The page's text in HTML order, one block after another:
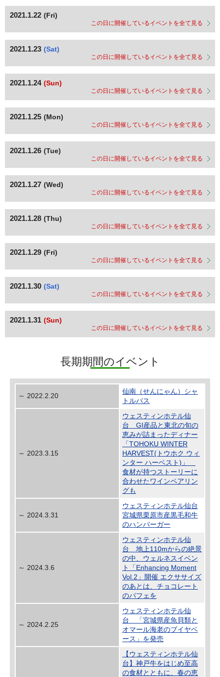
2021.1.22 (Fri)
この日に開催しているイベントを全て見る
2021.1.23 (Sat)
この日に開催しているイベントを全て見る
2021.1.24 (Sun)
この日に開催しているイベントを全て見る
2021.1.25 (Mon)
この日に開催しているイベントを全て見る
2021.1.26 (Tue)
この日に開催しているイベントを全て見る
2021.1.27 (Wed)
この日に開催しているイベントを全て見る
2021.1.28 (Thu)
この日に開催しているイベントを全て見る
2021.1.29 (Fri)
この日に開催しているイベントを全て見る
2021.1.30 (Sat)
この日に開催しているイベントを全て見る
2021.1.31 (Sun)
この日に開催しているイベントを全て見る
長期期間のイベント
～ 2022.2.20
仙南（せんにゃん）シャ
トルバス
～ 2023.3.15
ウェスティンホテル仙
台 GI産品と東北の旬の
恵みが詰まったディナー
「TOHOKU WINTER
HARVEST(トウホク ウィ
ンター ハーベスト)」
食材が持つストーリーに
合わせたワインペアリン
グも
～ 2024.3.31
ウェスティンホテル仙台
宮城県栗原市産黒毛和牛
のハンバーガー
～ 2024.3.6
ウェスティンホテル仙
台 地上110mからの絶景
の中、ウェルネスイベン
ト「Enhancing Moment
Vol.2」開催 エクササイズ
のあとは、チョコレート
のパフェを
～ 2024.2.25
ウェスティンホテル仙
台 「宮城県産魚貝類と
オマール海老のブイヤベ
ース」を発売
【ウェスティンホテル仙
台】神戸牛をはじめ至高
の食材とともに、春の恵